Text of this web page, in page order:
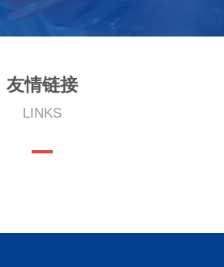
友情链接
LINKS